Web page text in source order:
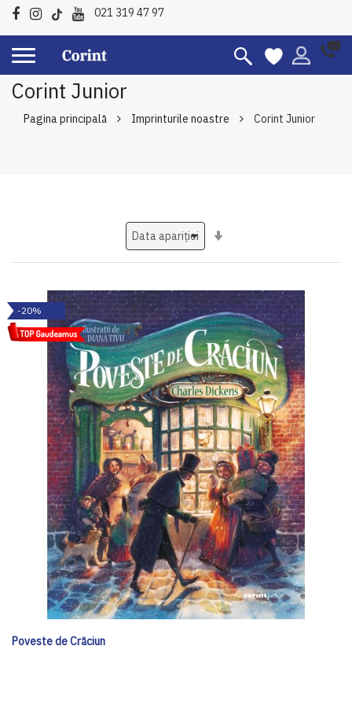
021 319 47 97
Corint Junior
Pagina principală Imprinturile noastre Corint Junior
-20%
Poveste de Crăciun